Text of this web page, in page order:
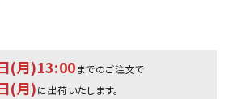
(月)13:00までのご注文で
(月)に出荷いたします。